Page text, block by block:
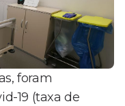
foram
19 (taxa de